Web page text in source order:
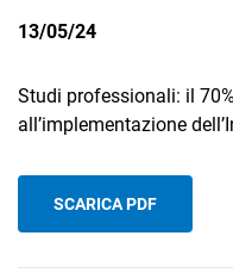
13/05/24
Studi professionali: il
all’implementazione
SCARICA PDF